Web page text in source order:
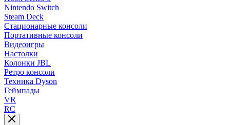
Nintendo Switch
Steam Deck
Стационарные консоли
Портативные консоли
Видеоигры
Настолки
Колонки JBL
Ретро консоли
Техника Dyson
Геймпады
VR
RC